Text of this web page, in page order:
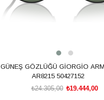
GÜNEŞ GÖZLÜĞÜ GİORGİO
AR8215 50427152
₺19.444,00
₺24.305,00